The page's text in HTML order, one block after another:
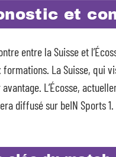
et
entre la Suisse et
formations. La Suisse, qui
avantage. L’Écosse,
diffusé sur beIN Sports 1.